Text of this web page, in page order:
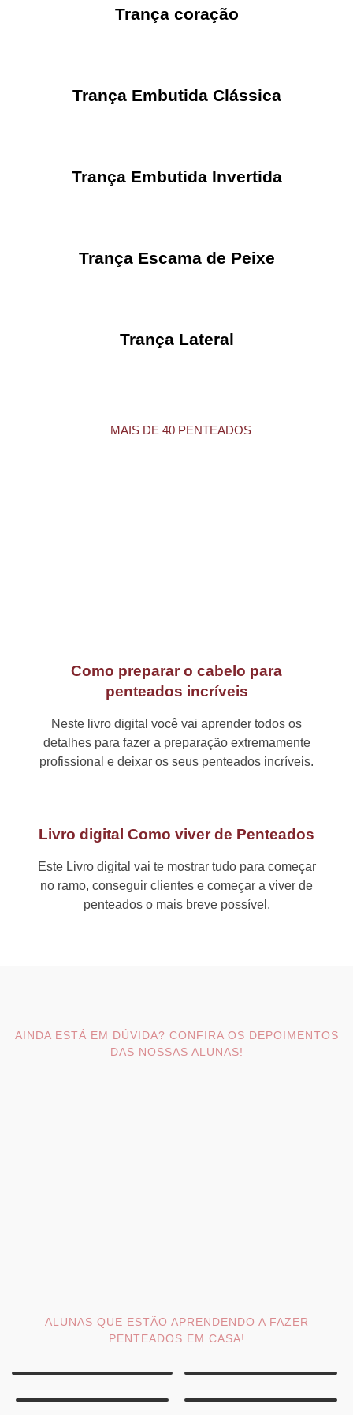
Trança coração
Trança Embutida Clássica
Trança Embutida Invertida
Trança Escama de Peixe
Trança Lateral
MAIS DE 40 PENTEADOSEXCLUSIVOS
Como preparar o cabelo para
penteados incríveis
Neste livro digital você vai aprender todos os
detalhes para fazer a preparação extremamente
profissional e deixar os seus penteados incríveis.
Livro digital Como viver de Penteados
Este Livro digital vai te mostrar tudo para começar
no ramo, conseguir clientes e começar a viver de
penteados o mais breve possível.
AINDA ESTÁ EM DÚVIDA? CONFIRA OS DEPOIMENTOS
DAS NOSSAS ALUNAS!
ALUNAS QUE ESTÃO APRENDENDO A FAZER
PENTEADOS EM CASA!